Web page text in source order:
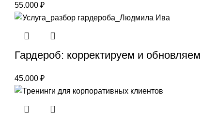
55.000 ₽
Гардероб: корректируем и обновляем
45.000 ₽